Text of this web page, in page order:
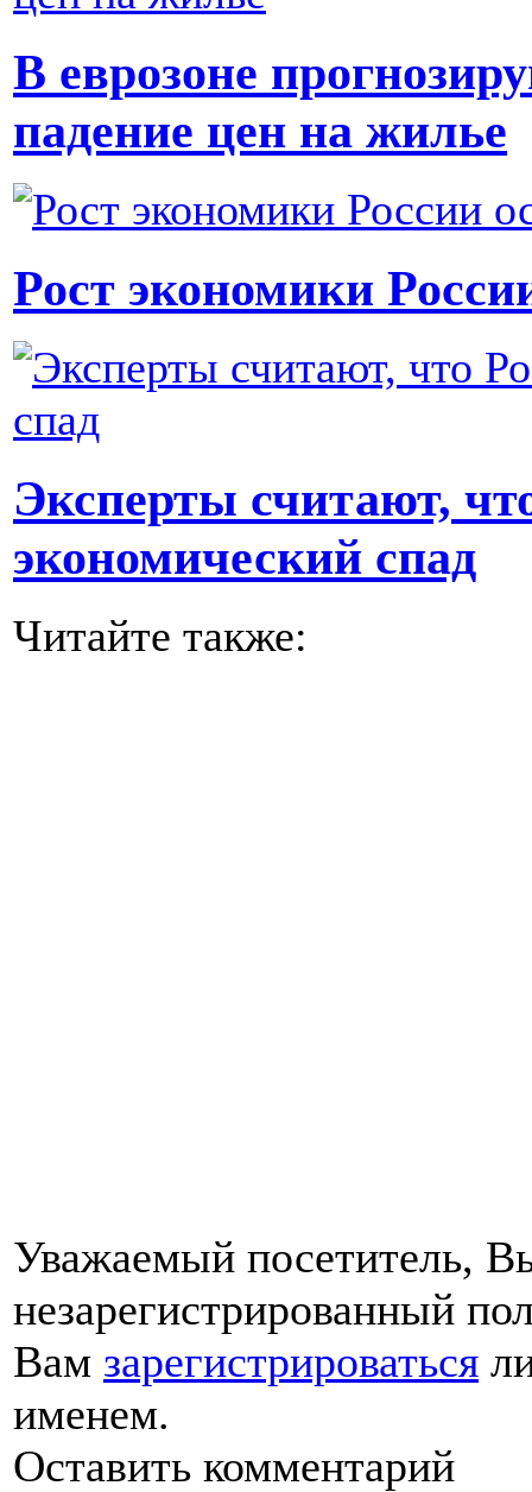
В еврозоне
падение цен на жилье
Рост экономики
Эксперты считают,
экономический спад
Читайте также:
Уважаемый посетитель,
незарегистрированный
Вам зарегистрироваться
именем.
Оставить комментарий